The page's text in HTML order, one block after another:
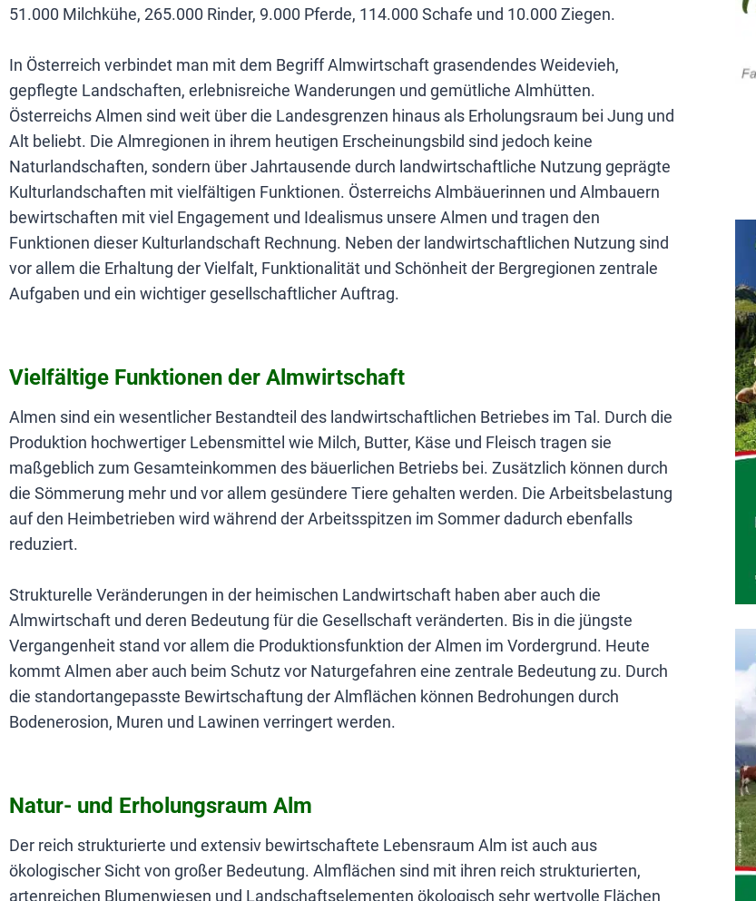
51.000 Milchkühe, 265.000 Rinder, 9.000 Pferde, 114.000 Schafe und 10.000 Ziegen.
In Österreich verbindet man mit dem Begriff Almwirtschaft grasendendes Weidevieh,
gepflegte Landschaften, erlebnisreiche Wanderungen und gemütliche Almhütten.
Österreichs Almen sind weit über die Landesgrenzen hinaus als Erholungsraum bei Jung und
Alt beliebt. Die Almregionen in ihrem heutigen Erscheinungsbild sind jedoch keine
Naturlandschaften, sondern über Jahrtausende durch landwirtschaftliche Nutzung geprägte
Kulturlandschaften mit vielfältigen Funktionen. Österreichs Almbäuerinnen und Almbauern
bewirtschaften mit viel Engagement und Idealismus unsere Almen und tragen den
Funktionen dieser Kulturlandschaft Rechnung. Neben der landwirtschaftlichen Nutzung sind
vor allem die Erhaltung der Vielfalt, Funktionalität und Schönheit der Bergregionen zentrale
Aufgaben und ein wichtiger gesellschaftlicher Auftrag.
Vielfältige Funktionen der Almwirtschaft
Almen sind ein wesentlicher Bestandteil des landwirtschaftlichen Betriebes im Tal. Durch die
Produktion hochwertiger Lebensmittel wie Milch, Butter, Käse und Fleisch tragen sie
maßgeblich zum Gesamteinkommen des bäuerlichen Betriebs bei. Zusätzlich können durch
die Sömmerung mehr und vor allem gesündere Tiere gehalten werden. Die Arbeitsbelastung
auf den Heimbetrieben wird während der Arbeitsspitzen im Sommer dadurch ebenfalls
reduziert.
Strukturelle Veränderungen in der heimischen Landwirtschaft haben aber auch die
Almwirtschaft und deren Bedeutung für die Gesellschaft veränderten. Bis in die jüngste
Vergangenheit stand vor allem die Produktionsfunktion der Almen im Vordergrund. Heute
kommt Almen aber auch beim Schutz vor Naturgefahren eine zentrale Bedeutung zu. Durch
die standortangepasste Bewirtschaftung der Almflächen können Bedrohungen durch
Bodenerosion, Muren und Lawinen verringert werden.
Natur- und Erholungsraum Alm
Der reich strukturierte und extensiv bewirtschaftete Lebensraum Alm ist auch aus
ökologischer Sicht von großer Bedeutung. Almflächen sind mit ihren reich strukturierten,
artenreichen Blumenwiesen und Landschaftselementen ökologisch sehr wertvolle Flächen